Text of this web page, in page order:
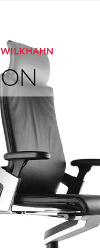
WILKHAHN
ON